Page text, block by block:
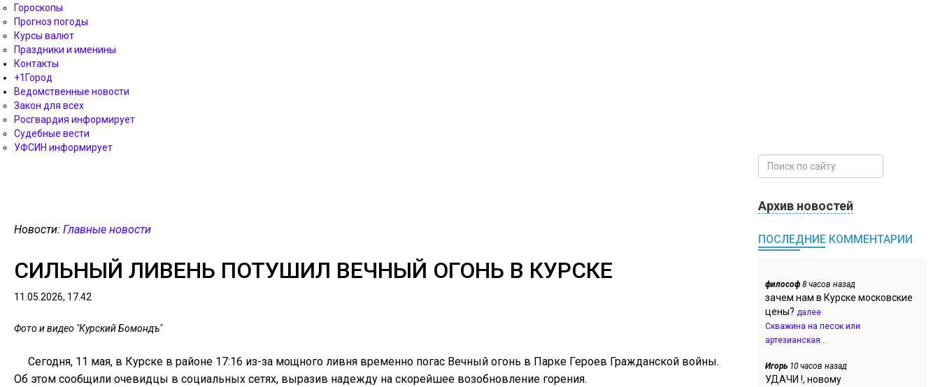
Гороскопы
Прогноз погоды
Курсы валют
Праздники и именины
Контакты
+1Город
Ведомственные новости
Закон для всех
Росгвардия информирует
Судебные вести
УФСИН информирует
Новости: Главные новости
СИЛЬНЫЙ ЛИВЕНЬ ПОТУШИЛ ВЕЧНЫЙ ОГОНЬ В КУРСКЕ
11.05.2026, 17.42
Фото и видео "Курский Бомондъ"
Сегодня, 11 мая, в Курске в районе 17:16 из-за мощного ливня временно погас Вечный огонь в Парке Героев Гражданской войны.
Об этом сообщили очевидцы в социальных сетях, выразив надежду на скорейшее возобновление горения.
Архив новостей
ПОСЛЕДНИЕ КОММЕНТАРИИ
философ 8 часов назад
зачем нам в Курске московские
цены? далее
Скважина на песок или
артезианская...
Игорь 10 часов назад
УДАЧИ !, новому